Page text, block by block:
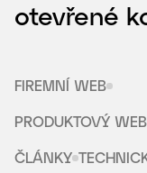
otevřené
FIREMNÍ WEB
PRODUKTOVÝ WEB
ČLÁNKY